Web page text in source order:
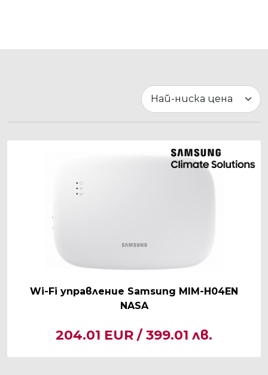
Wi-Fi управление Samsung MIM-H04EN
NASA
204.01 EUR / 399.01 лв.